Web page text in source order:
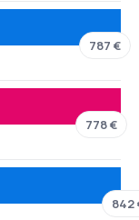
787 €
778 €
842